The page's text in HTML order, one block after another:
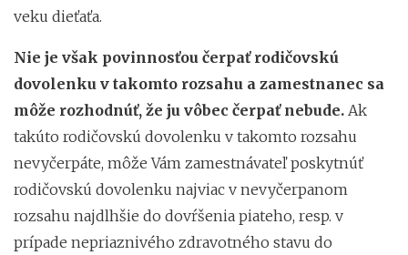
veku dieťaťa.
Nie je však povinnosťou čerpať rodičovskú
dovolenku v takomto rozsahu a zamestnanec sa
môže rozhodnúť, že ju vôbec čerpať nebude. Ak
takúto rodičovskú dovolenku v takomto rozsahu
nevyčerpáte, môže Vám zamestnávateľ poskytnúť
rodičovskú dovolenku najviac v nevyčerpanom
rozsahu najdlhšie do dovŕšenia piateho, resp. v
prípade nepriaznivého zdravotného stavu do